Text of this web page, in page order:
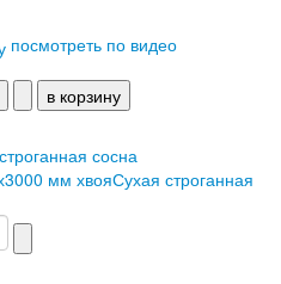
посмотреть по видео
сосна
мм хвояСухая строганная